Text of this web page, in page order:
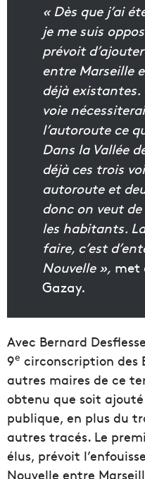
« Dès que j’ai
je me suis
prévoit
entre Marseille
déjà
voie
l’autoroute ce
Dans la Vallée
déjà ces trois
autoroute et
donc on veut
les habitants.
faire, c’est
Nouvelle », met
Gazay.
Avec Bernard
9e circonscription des
autres maires de ce
obtenu que soit
publique, en plus du
autres tracés. Le
élus, prévoit
Nouvelle entre